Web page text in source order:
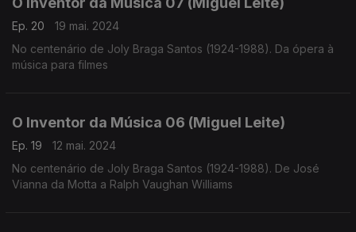
Ep. 20
19 mai. 2024
No centenário de Joly Braga Santos (1924-1988). Da ópera à
música para filmes
O Inventor da Música 06 (Miguel Leite)
Ep. 19
12 mai. 2024
No centenário de Joly Braga Santos (1924-1988). De José
Vianna da Motta a Ralph Vaughan Williams